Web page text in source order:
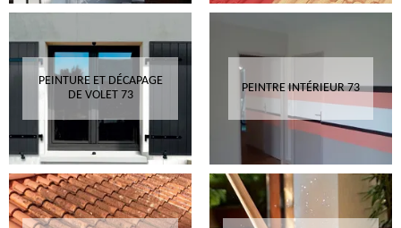
PEINTURE ET DÉCAPAGE
DE VOLET 73
PEINTRE INTÉRIEUR 73